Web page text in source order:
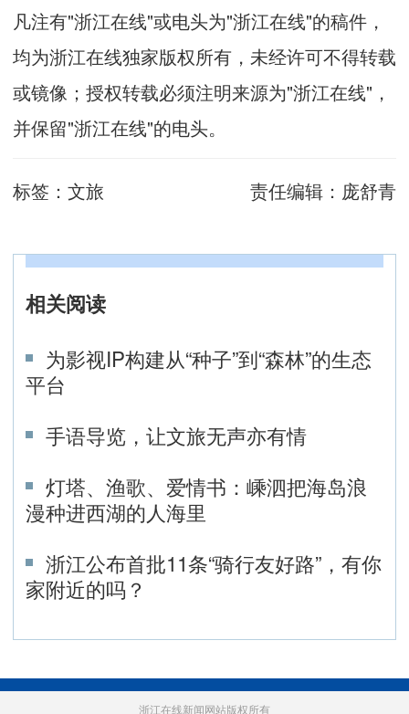
凡注有"浙江在线"或电头为"浙江在线"的稿件，
均为浙江在线独家版权所有，未经许可不得转载
或镜像；授权转载必须注明来源为"浙江在线"，
并保留"浙江在线"的电头。
标签： 文旅 责任编辑： 庞舒青
相关阅读
为影视IP构建从“种子”到“森林”的生态
平台
手语导览，让文旅无声亦有情
灯塔、渔歌、爱情书：嵊泗把海岛浪
漫种进西湖的人海里
浙江公布首批11条“骑行友好路”，有你
家附近的吗？
浙江在线新闻网站版权所有